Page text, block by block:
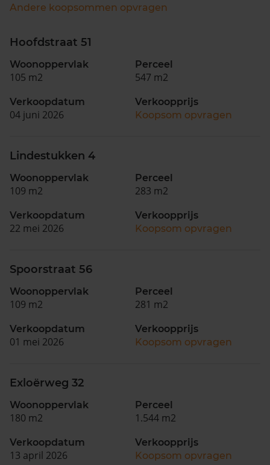
Andere koopsommen opvragen
Hoofdstraat 51
Woonoppervlak
105 m2
Perceel
547 m2
Verkoopdatum
04 juni 2026
Verkoopprijs
Koopsom opvragen
Lindestukken 4
Woonoppervlak
109 m2
Perceel
283 m2
Verkoopdatum
22 mei 2026
Verkoopprijs
Koopsom opvragen
Spoorstraat 56
Woonoppervlak
109 m2
Perceel
281 m2
Verkoopdatum
01 mei 2026
Verkoopprijs
Koopsom opvragen
Exloërweg 32
Woonoppervlak
180 m2
Perceel
1.544 m2
Verkoopdatum
13 april 2026
Verkoopprijs
Koopsom opvragen